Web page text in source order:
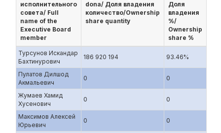
исполнительного
совета/ Full
name of the
Executive Board
member
dona/ Доля владения
количество/Ownership
share quantity
Доля
владения
%/
Ownership
share %
Турсунов Искандар
Бахтинурович
186 920 194 93.46%
Пулатов Дилшод
Акмальевич
0 0
Жумаев Хамид
Хусенович
0 0
Максимов Алексей
Юрьевич
0 0